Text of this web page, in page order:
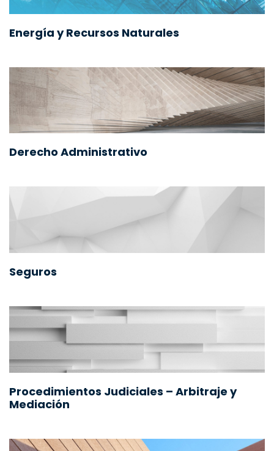
Energía y Recursos Naturales
Derecho Administrativo
Seguros
Procedimientos Judiciales – Arbitraje y
Mediación